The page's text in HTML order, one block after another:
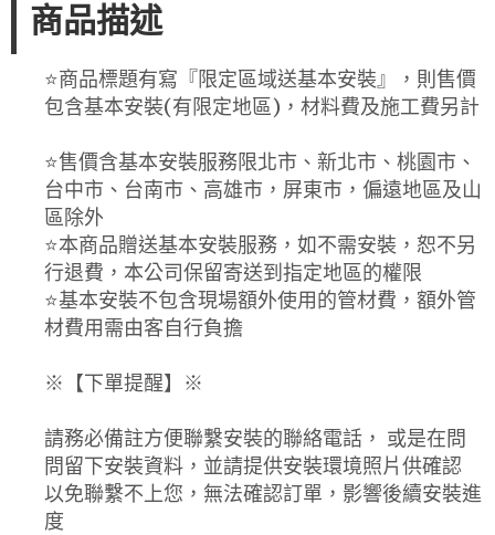
商品描述
⭐️商品標題有寫『限定區域送基本安裝』，則售價
包含基本安裝(有限定地區)，材料費及施工費另計
⭐️售價含基本安裝服務限北市、新北市、桃園市、
台中市、台南市、高雄市，屏東市，偏遠地區及山
區除外
⭐️本商品贈送基本安裝服務，如不需安裝，恕不另
行退費，本公司保留寄送到指定地區的權限
⭐️基本安裝不包含現場額外使用的管材費，額外管
材費用需由客自行負擔
※【下單提醒】※
請務必備註方便聯繫安裝的聯絡電話， 或是在問
問留下安裝資料，並請提供安裝環境照片供確認
以免聯繫不上您，無法確認訂單，影響後續安裝進
度